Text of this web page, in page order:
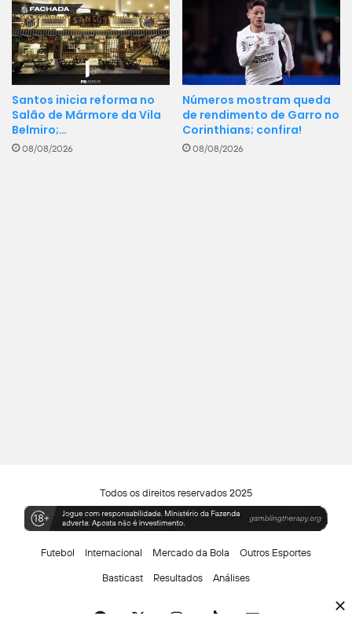
Santos inicia reforma no
Salão de Mármore da Vila
Belmiro;…
08/08/2026
Números mostram queda
de rendimento de Garro no
Corinthians; confira!
08/08/2026
Todos os direitos reservados 2025
Futebol Internacional Mercado da Bola Outros Esportes
Basticast Resultados Análises
Facebook InstagramTikTokSiga-